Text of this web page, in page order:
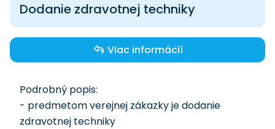
Dodanie zdravotnej techniky
Viac informácií
Podrobný popis:
- predmetom verejnej zákazky je dodanie
zdravotnej techniky